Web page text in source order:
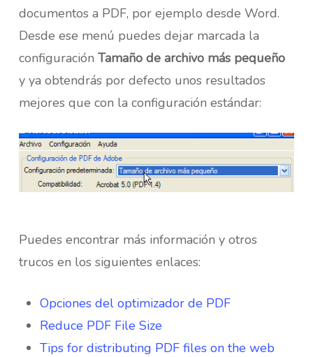
documentos a PDF, por ejemplo desde Word.
Desde ese menú puedes dejar marcada la
configuración Tamaño de archivo más pequeño
y ya obtendrás por defecto unos resultados
mejores que con la configuración estándar:
Puedes encontrar más información y otros
trucos en los siguientes enlaces:
Opciones del optimizador de PDF
Reduce PDF File Size
Tips for distributing PDF files on the web